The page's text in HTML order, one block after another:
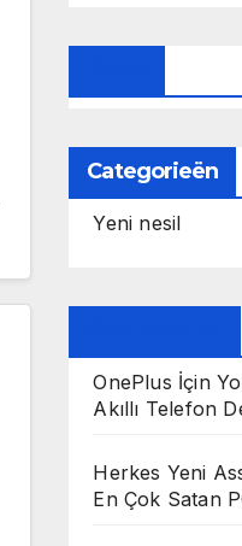
Categorieën
Yeni nesil
OnePlus İçin
Akıllı Telefon
Herkes Yeni
En Çok Satan